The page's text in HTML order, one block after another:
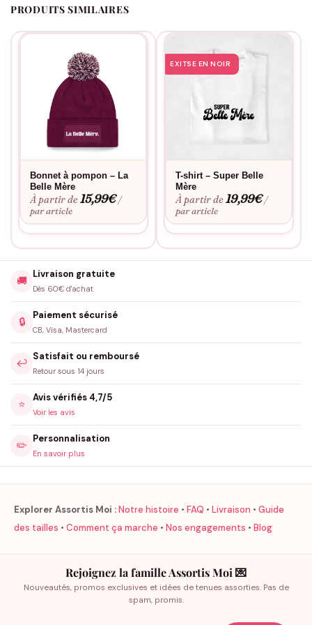
PRODUITS SIMILAIRES
Bonnet à pompon – La
Belle Mère
À partir de15,99€ /
par article
EXITSE EN NOIR
T-shirt – Super Belle
Mère
À partir de19,99€ /
par article
🚚
Livraison gratuite
Dès 60€ d'achat
🔒
Paiement sécurisé
CB, Visa, Mastercard
↩️
Satisfait ou remboursé
Retour sous 14 jours
⭐
Avis vérifiés 4,7/5
Voir les avis
✏️
Personnalisation
En savoir plus
Explorer Assortis Moi :Notre histoire • FAQ • Livraison • Guide
des tailles • Comment ça marche • Nos engagements • Blog
Rejoignez la famille Assortis Moi 💌
Nouveautés, promos exclusives et idées de tenues assorties. Pas de
spam, promis.